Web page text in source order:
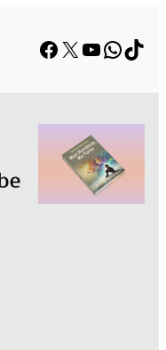
Facebook
X YouTube